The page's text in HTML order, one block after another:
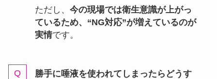
ただし、 今の現場では衛生意識が上がっ
ているため、“NG対応”が増えているのが
実情です。
勝手に唾液を使われてしまったらどうす